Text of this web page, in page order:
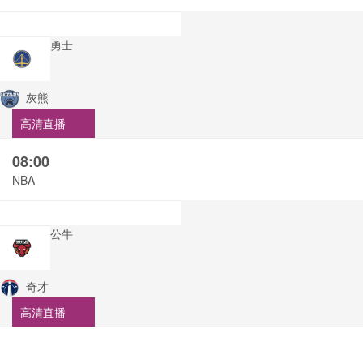
勇士
灰熊
高清直播
08:00
NBA
公牛
奇才
高清直播